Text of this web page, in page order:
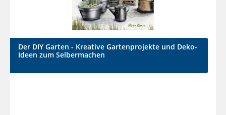
Der DIY Garten - Kreative Gartenprojekte und Deko-
Ideen zum Selbermachen